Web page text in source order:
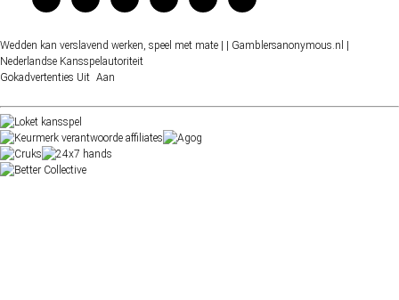
Wedden kan verslavend werken, speel met mate | | Gamblersanonymous.nl
Nederlandse Kansspelautoriteit
Gokadvertenties Uit Aan